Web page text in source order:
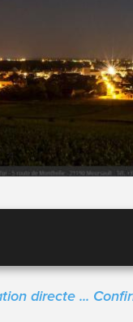
directe ...